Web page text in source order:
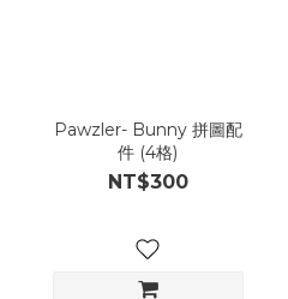
Pawzler- Bunny 拼圖配
件 (4格)
NT$300